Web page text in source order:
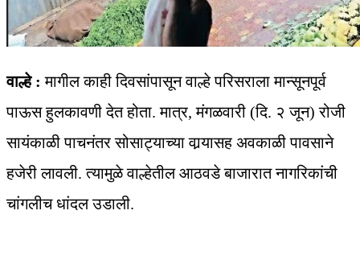
वाल्हे : मागील काही दिवसांपासून वाल्हे परिसराला मान्सूनपूर्व
पाऊस हुलकावणी देत होता. मात्र, मंगळवारी (दि. २ जून) रोजी
सायंकाळी पाचनंतर सोसाट्याच्या वार्‍यासह अवकाळी पावसाने
हजेरी लावली. त्यामुळे वाल्हेतील आठवडे बाजारात नागरिकांची
चांगलीच धांदल उडाली.